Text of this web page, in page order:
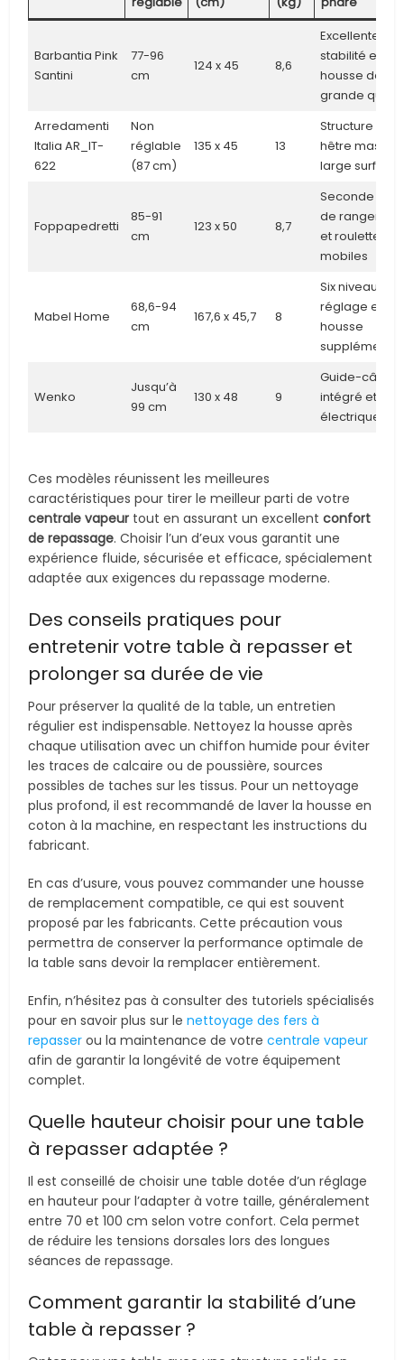
Barbantia Pink
Santini
77-96
cm
124 x 45 8,6
Excellente
stabilité et
housse de
grande
Arredamenti
Italia AR_IT-
622
Non
réglable
(87 cm)
135 x 45 13
Structure en
hêtre massif,
large surface
Foppapedretti
85-91
cm
123 x 50 8,7
Seconde
de
et roulettes
mobiles
Mabel Home
68,6-94
cm
167,6 x 45,7 8
Six niveaux de
réglage et
housse
Wenko
Jusqu’à
99 cm
130 x 48 9
Guide-câble
intégré et
électrique
Ces modèles réunissent les meilleures
caractéristiques pour tirer le meilleur parti de votre
centrale vapeur tout en assurant un excellentconfort
de repassage. Choisir l’un d’eux vous garantit une
expérience fluide, sécurisée et efficace, spécialement
adaptée aux exigences du repassage moderne.
Des conseils pratiques pour
entretenir votre table à repasser et
prolonger sa durée de vie
Pour préserver la qualité de la table, un entretien
régulier est indispensable. Nettoyez la housse après
chaque utilisation avec un chiffon humide pour éviter
les traces de calcaire ou de poussière, sources
possibles de taches sur les tissus. Pour un nettoyage
plus profond, il est recommandé de laver la housse en
coton à la machine, en respectant les instructions du
fabricant.
En cas d’usure, vous pouvez commander une housse
de remplacement compatible, ce qui est souvent
proposé par les fabricants. Cette précaution vous
permettra de conserver la performance optimale de
la table sans devoir la remplacer entièrement.
Enfin, n’hésitez pas à consulter des tutoriels spécialisés
pour en savoir plus sur lenettoyage des fers à
repasser ou la maintenance de votrecentrale vapeur
afin de garantir la longévité de votre équipement
complet.
Quelle hauteur choisir pour une table
à repasser adaptée ?
Il est conseillé de choisir une table dotée d’un réglage
en hauteur pour l’adapter à votre taille, généralement
entre 70 et 100 cm selon votre confort. Cela permet
de réduire les tensions dorsales lors des longues
séances de repassage.
Comment garantir la stabilité d’une
table à repasser ?